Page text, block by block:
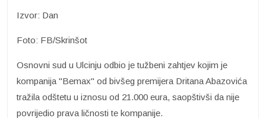
Izvor: Dan
Foto: FB/Skrinšot
Osnovni sud u Ulcinju odbio je tužbeni zahtjev kojim je
kompanija "Bemax" od bivšeg premijera Dritana Abazovića
tražila odštetu u iznosu od 21.000 eura, saopštivši da nije
povrijedio prava ličnosti te kompanije.